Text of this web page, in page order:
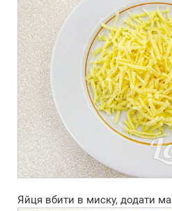
Яйця вбити в миску, додати